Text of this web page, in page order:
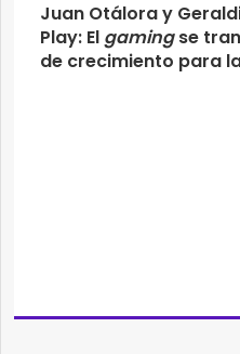
Juan Otálora y
Play: El gamingse
de crecimiento para